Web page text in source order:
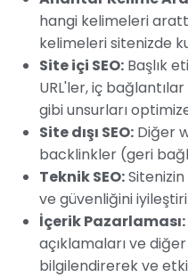
hangi kelimeleri
kelimeleri sitenizde
Site içi SEO: Başlık
URL'ler, iç
gibi unsurları
Site dışı SEO: Diğer
backlinkler (geri
Teknik SEO:Sitenizin
ve güvenliğini
İçerik Pazarlaması:
açıklamaları ve
bilgilendirerek ve